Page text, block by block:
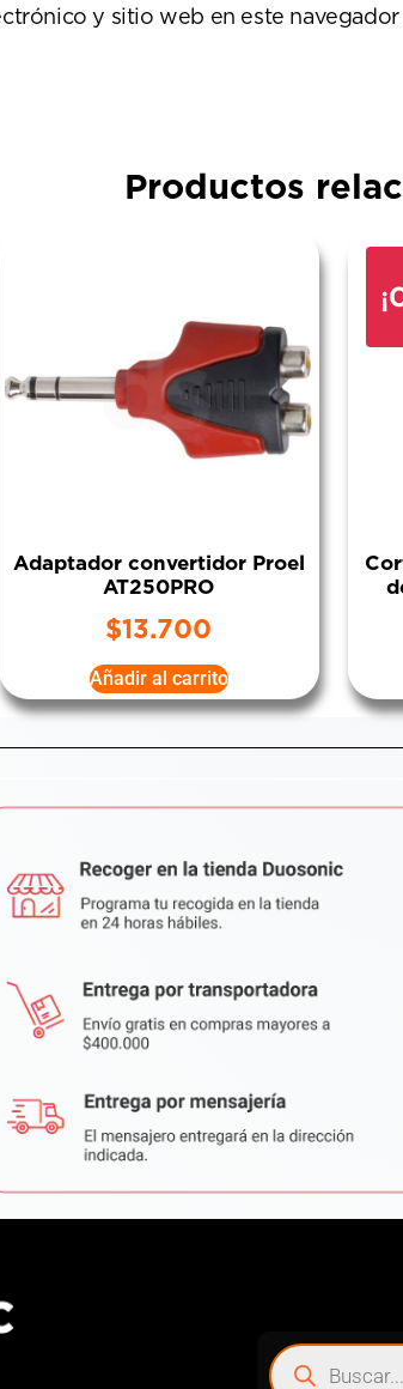
y sitio web en este
Productos
Adaptador convertidor Proel
AT250PRO
$13.700
Añadir al carrito